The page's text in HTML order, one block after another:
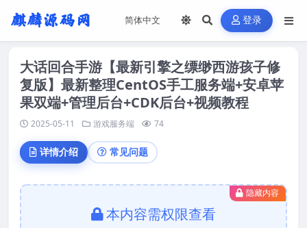
登录
大话回合手游【最新引擎之缥缈西游孩子修
复版】最新整理CentOS手工服务端+安卓苹
果双端+管理后台+CDK后台+视频教程
2025-05-11 游戏服务端 74
详情介绍 常见问题
隐藏内容
本内容需权限查看